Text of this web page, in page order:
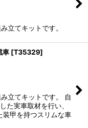
立てキットです。
車 [T35329]
立てキットです。 自
た実車取材を行い、
甲を持つスリムな車